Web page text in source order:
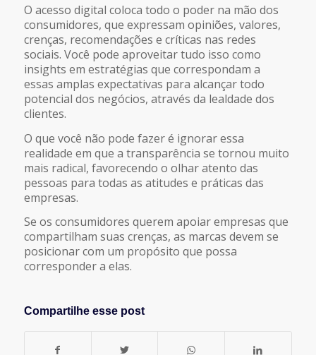
FEED RSS
LINK
INCORPORAR
O acesso digital coloca todo o poder na mão dos
consumidores, que expressam opiniões, valores,
crenças, recomendações e críticas nas redes
sociais. Você pode aproveitar tudo isso como
insights em estratégias que correspondam a
essas amplas expectativas para alcançar todo
potencial dos negócios, através da lealdade dos
clientes.
O que você não pode fazer é ignorar essa
realidade em que a transparência se tornou muito
mais radical, favorecendo o olhar atento das
pessoas para todas as atitudes e práticas das
empresas.
Se os consumidores querem apoiar empresas que
compartilham suas crenças, as marcas devem se
posicionar com um propósito que possa
corresponder a elas.
Compartilhe esse post